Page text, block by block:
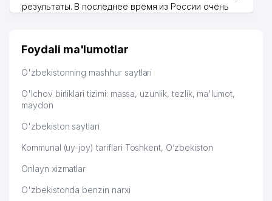
результаты. В последнее время из России очень
дальше развиваюсь потихоньку😊
Hamida 03.08.2026 12:45:39
Foydali ma'lumotlar
O'zbekistonning mashhur saytlari
O'lchov birliklari tizimi: massa, uzunlik, tezlik, ma'lumot,
maydon
O'zbekiston saytlari
Kommunal (uy-joy) tariflari Toshkent, O‘zbekiston
Onlayn xizmatlar
O'zbekistonda benzin narxi